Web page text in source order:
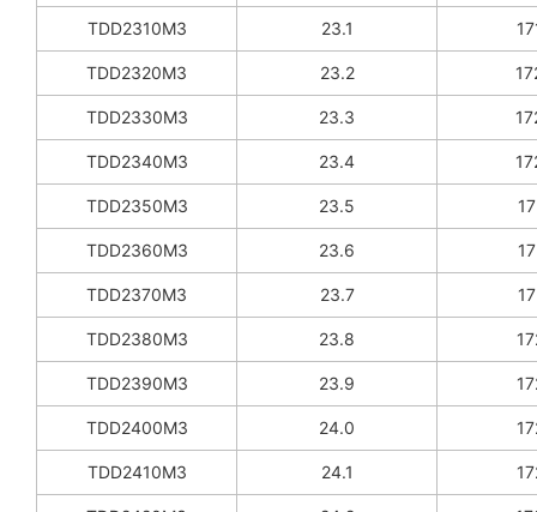
TDD2310M3 23.1
TDD2320M3 23.2
TDD2330M3 23.3
TDD2340M3 23.4
TDD2350M3 23.5
TDD2360M3 23.6
TDD2370M3 23.7
TDD2380M3 23.8
TDD2390M3 23.9
TDD2400M3 24.0
TDD2410M3 24.1